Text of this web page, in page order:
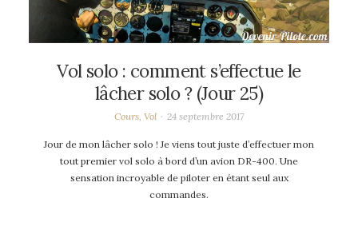
Vol solo : comment s’effectue le
lâcher solo ? (Jour 25)
Cours, Vol 24 septembre 2017
Jour de mon lâcher solo ! Je viens tout juste d’effectuer mon
tout premier vol solo à bord d’un avion DR-400. Une
sensation incroyable de piloter en étant seul aux
commandes.